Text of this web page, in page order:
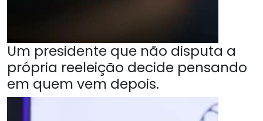
Um presidente que não disputa a
própria reeleição decide pensando
em quem vem depois.